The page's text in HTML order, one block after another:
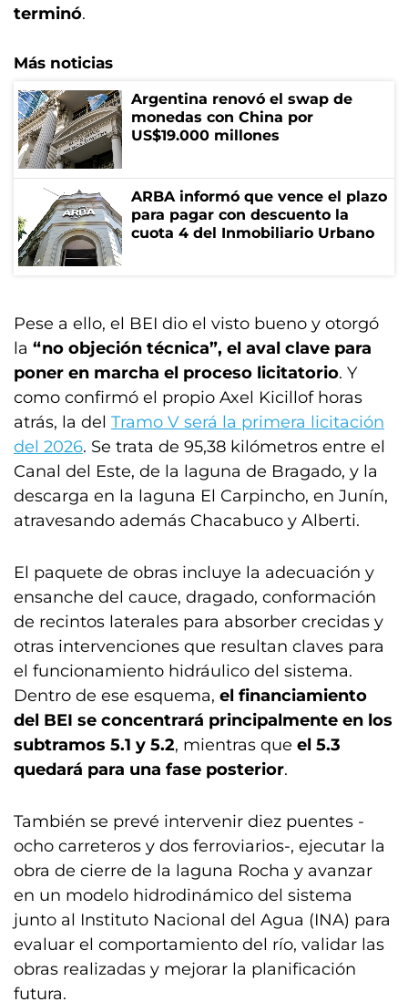
terminó.
Más noticias
Argentina renovó el swap de
monedas con China por
US$19.000 millones
ARBA informó que vence el plazo
para pagar con descuento la
cuota 4 del Inmobiliario Urbano
Pese a ello, el BEI dio el visto bueno y otorgó
la “no objeción técnica”, el aval clave para
poner en marcha el proceso licitatorio. Y
como confirmó el propio Axel Kicillof horas
atrás, la del Tramo V será la primera licitación
del 2026. Se trata de 95,38 kilómetros entre el
Canal del Este, de la laguna de Bragado, y la
descarga en la laguna El Carpincho, en Junín,
atravesando además Chacabuco y Alberti.
El paquete de obras incluye la adecuación y
ensanche del cauce, dragado, conformación
de recintos laterales para absorber crecidas y
otras intervenciones que resultan claves para
el funcionamiento hidráulico del sistema.
Dentro de ese esquema, el financiamiento
del BEI se concentrará principalmente en los
subtramos 5.1 y 5.2, mientras que el 5.3
quedará para una fase posterior.
También se prevé intervenir diez puentes -
ocho carreteros y dos ferroviarios-, ejecutar la
obra de cierre de la laguna Rocha y avanzar
en un modelo hidrodinámico del sistema
junto al Instituto Nacional del Agua (INA) para
evaluar el comportamiento del río, validar las
obras realizadas y mejorar la planificación
futura.